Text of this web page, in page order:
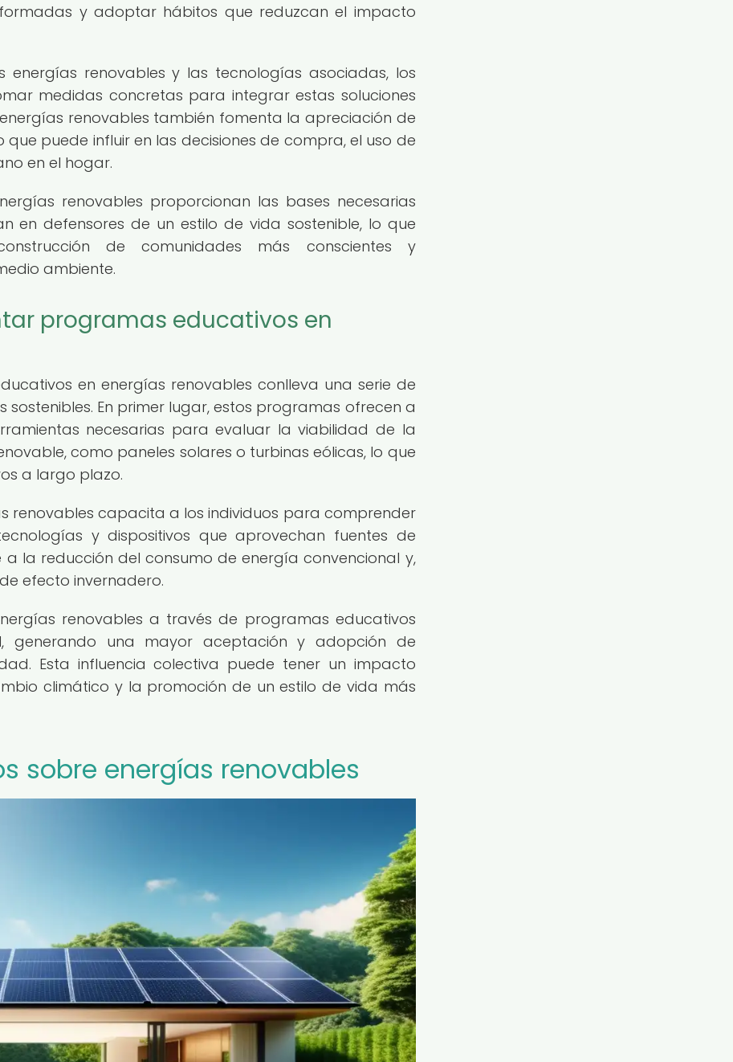
y adoptar hábitos que reduzcan el impacto
energías renovables y las tecnologías asociadas, los
medidas concretas para integrar estas soluciones
renovables también fomenta la apreciación de
puede influir en las decisiones de compra, el uso de
en el hogar.
renovables proporcionan las bases necesarias
en defensores de un estilo de vida sostenible, lo que
de comunidades más conscientes y
ambiente.
programas educativos en
en energías renovables conlleva una serie de
En primer lugar, estos programas ofrecen a
necesarias para evaluar la viabilidad de la
como paneles solares o turbinas eólicas, lo que
a largo plazo.
renovables capacita a los individuos para comprender
y dispositivos que aprovechan fuentes de
la reducción del consumo de energía convencional y,
efecto invernadero.
renovables a través de programas educativos
generando una mayor aceptación y adopción de
Esta influencia colectiva puede tener un impacto
climático y la promoción de un estilo de vida más
sobre energías renovables